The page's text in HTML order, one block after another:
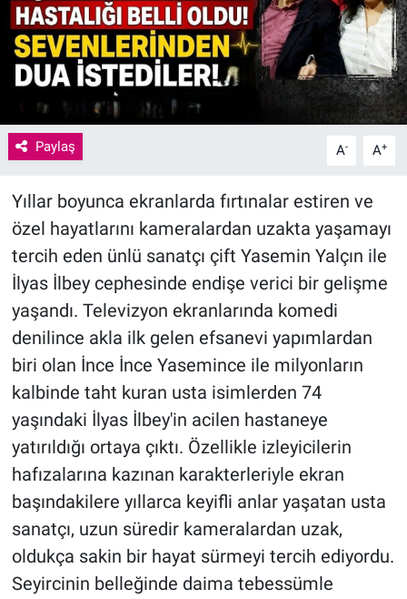
Paylaş A- A+
Yıllar boyunca ekranlarda fırtınalar estiren ve
özel hayatlarını kameralardan uzakta yaşamayı
tercih eden ünlü sanatçı çift Yasemin Yalçın ile
İlyas İlbey cephesinde endişe verici bir gelişme
yaşandı. Televizyon ekranlarında komedi
denilince akla ilk gelen efsanevi yapımlardan
biri olan İnce İnce Yasemince ile milyonların
kalbinde taht kuran usta isimlerden 74
yaşındaki İlyas İlbey'in acilen hastaneye
yatırıldığı ortaya çıktı. Özellikle izleyicilerin
hafızalarına kazınan karakterleriyle ekran
başındakilere yıllarca keyifli anlar yaşatan usta
sanatçı, uzun süredir kameralardan uzak,
oldukça sakin bir hayat sürmeyi tercih ediyordu.
Seyircinin belleğinde daima tebessümle